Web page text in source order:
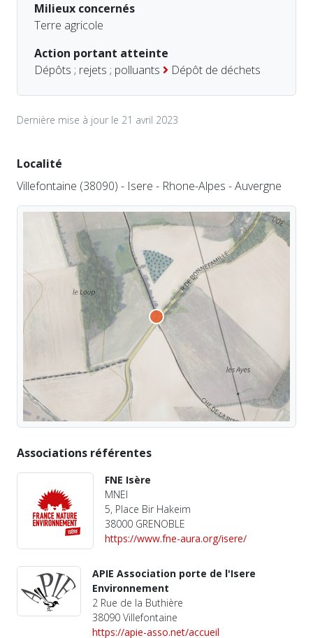
Milieux concernés
Terre agricole
Action portant atteinte
Dépôts ; rejets ; polluants
Dépôt de déchets
Dernière mise à jour le 21 avril 2023
Localité
Villefontaine (38090) - Isere - Rhone-Alpes - Auvergne
Associations référentes
FNE Isère
MNEI
5, Place Bir Hakeim
38000 GRENOBLE
https://www.fne-aura.org/isere/
APIE Association porte de l'Isere
Environnement
2 Rue de la Buthière
38090 Villefontaine
https://apie-asso.net/accueil